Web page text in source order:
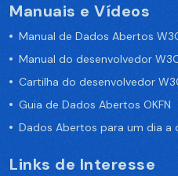
Manuais e Vídeos
Manual de Dados Abertos
Manual do desenvolvedor
Cartilha do desenvolvedor
Guia de Dados Abertos OKFN
Dados Abertos para um dia a
Links de Interesse